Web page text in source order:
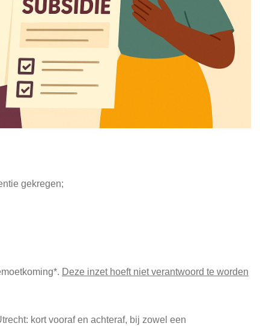
gekregen;
Deze inzet hoeft niet verantwoord te worden
kort vooraf en achteraf, bij zowel een